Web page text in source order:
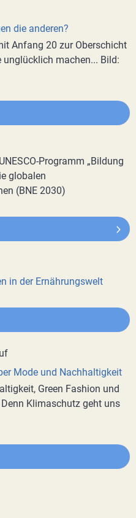
die anderen?
Anfang 20 zur Oberschicht
machen... Bild:
Programm „Bildung
globalen
(BNE 2030)
in der Ernährungswelt
Mode und Nachhaltigkeit
Green Fashion und
Klimaschutz geht uns